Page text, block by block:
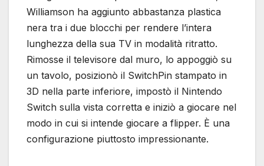
Williamson ha aggiunto abbastanza plastica
nera tra i due blocchi per rendere l’intera
lunghezza della sua TV in modalità ritratto.
Rimosse il televisore dal muro, lo appoggiò su
un tavolo, posizionò il SwitchPin stampato in
3D nella parte inferiore, impostò il Nintendo
Switch sulla vista corretta e iniziò a giocare nel
modo in cui si intende giocare a flipper. È una
configurazione piuttosto impressionante.